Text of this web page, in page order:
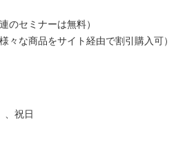
のセミナーは無料）
々な商品をサイト経由で割引購入可）
、祝日